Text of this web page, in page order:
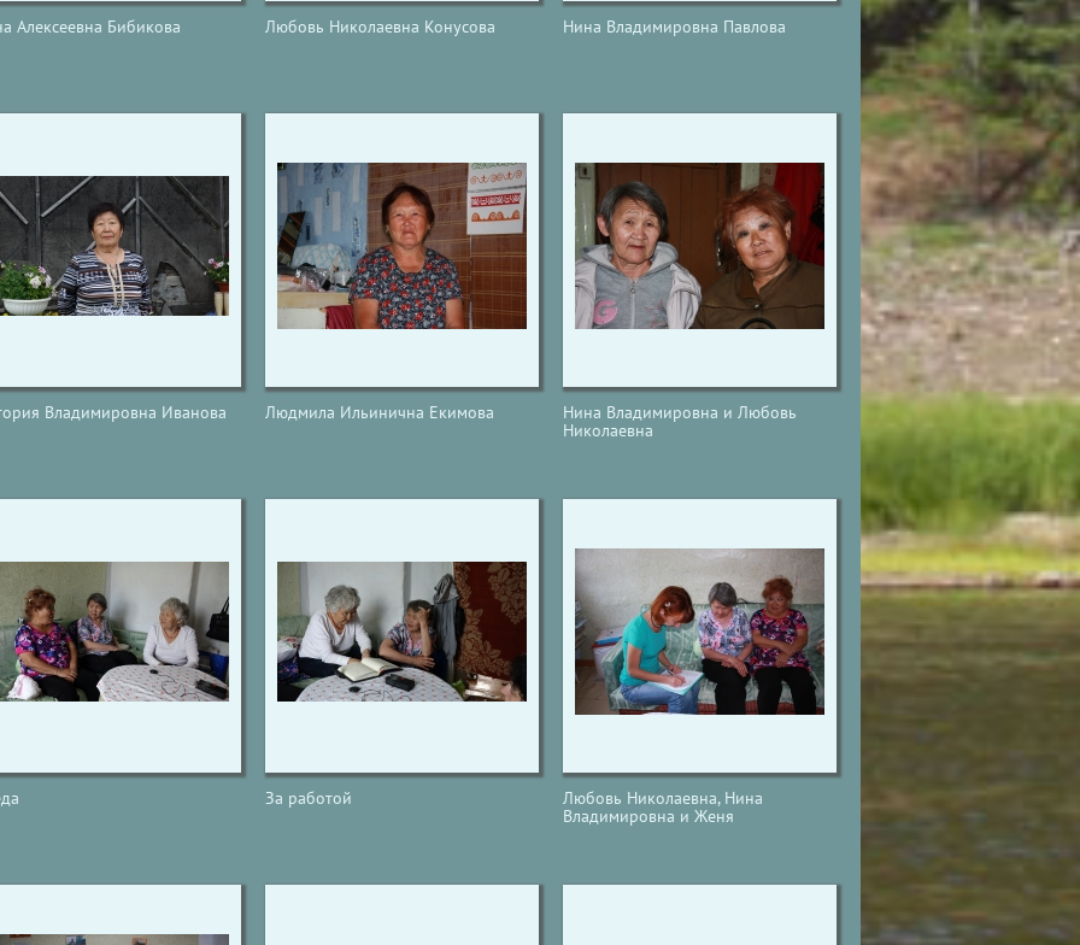
Алексеевна Бибикова Любовь Николаевна Конусова Нина Владимировна Павлова
Владимировна Иванова Людмила Ильинична Екимова
Нина Владимировна и Любовь
Николаевна
За работой
Любовь Николаевна, Нина
Владимировна и Женя